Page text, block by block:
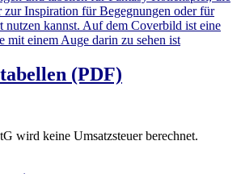
(PDF)
wird keine Umsatzsteuer berechnet.